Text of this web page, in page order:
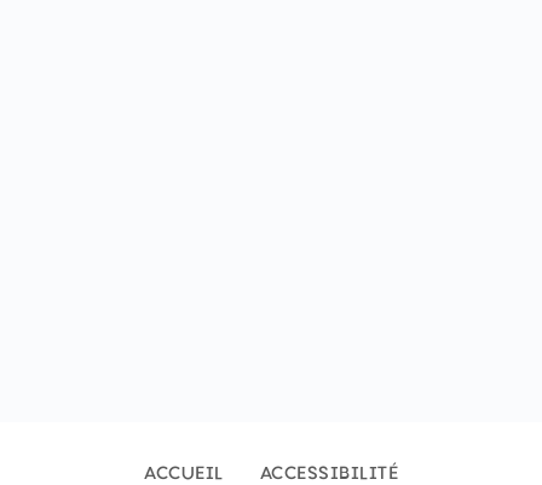
ACCUEIL
ACCESSIBILITÉ